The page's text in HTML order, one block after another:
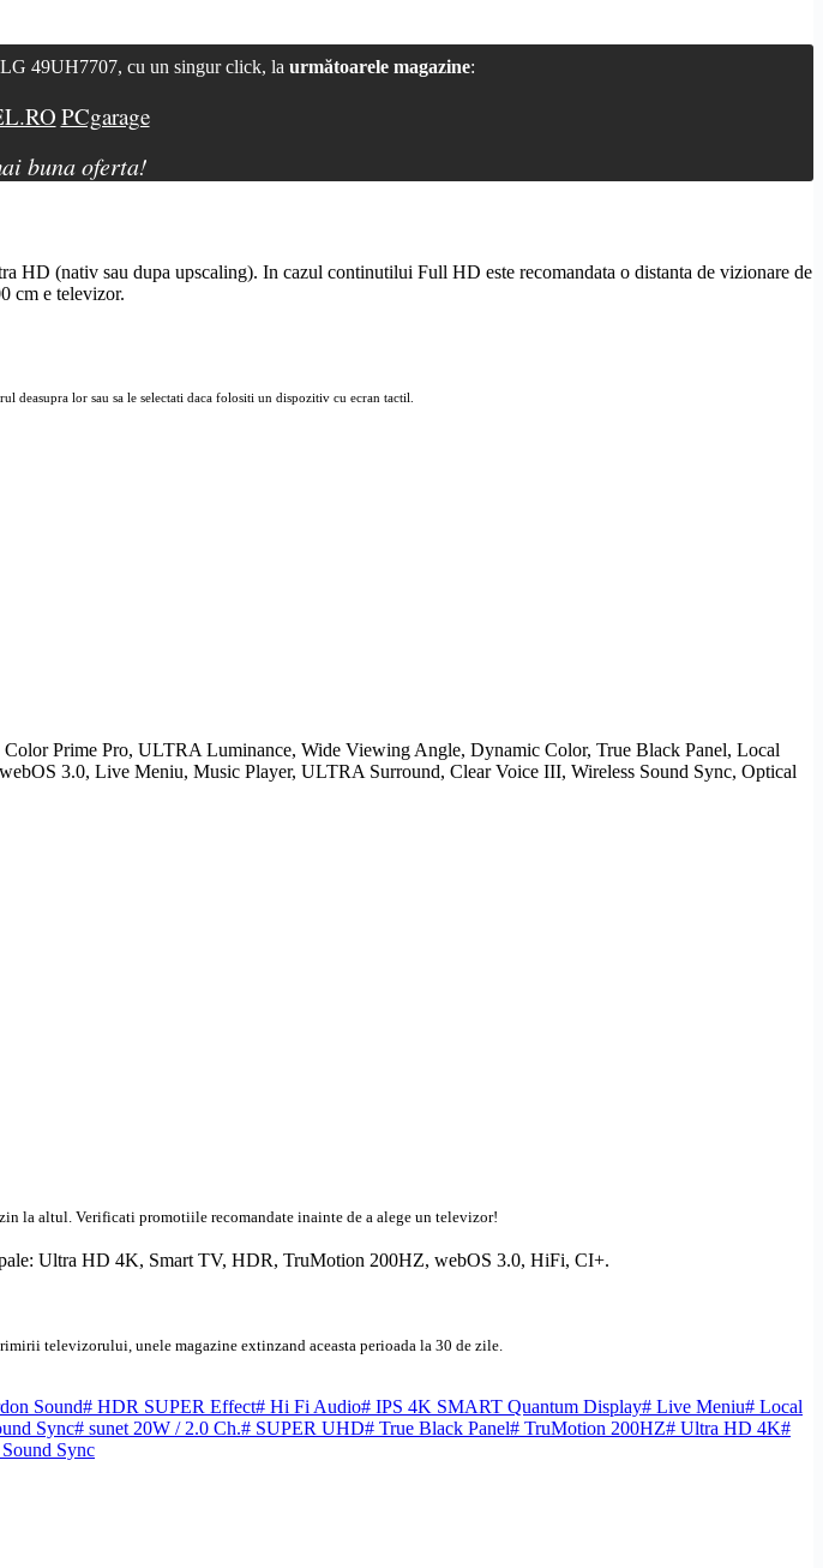
49UH7707, cu un singur click, la următoarele magazine:
PCgarage
buna oferta!
HD (nativ sau dupa upscaling). In cazul continutilui Full HD este recomandata o distanta de vizionare de
cm e televizor.
deasupra lor sau sa le selectati daca folositi un dispozitiv cu ecran tactil.
Prime Pro, ULTRA Luminance, Wide Viewing Angle, Dynamic Color, True Black Panel, Local
webOS 3.0, Live Meniu, Music Player, ULTRA Surround, Clear Voice III, Wireless Sound Sync, Optical
la altul. Verificati promotiile recomandate inainte de a alege un televizor!
Ultra HD 4K, Smart TV, HDR, TruMotion 200HZ, webOS 3.0, HiFi, CI+.
televizorului, unele magazine extinzand aceasta perioada la 30 de zile.
Sound# HDR SUPER Effect# Hi Fi Audio# IPS 4K SMART Quantum Display# Live Meniu# Local
Sync# sunet 20W / 2.0 Ch.# SUPER UHD# True Black Panel# TruMotion 200HZ# Ultra HD 4K#
Sync